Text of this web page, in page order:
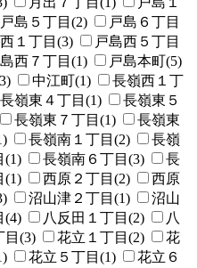
戸島５丁目(2)
戸島６丁目
１丁目(3)
戸島西５丁目
西７丁目(1)
戸島本町(5)
中江町(1)
長嶺西１丁
長嶺東４丁目(1)
長嶺東５
長嶺東７丁目(1)
長嶺東
長嶺南１丁目(2)
長嶺
(1) 長嶺南６丁目(3)
長
(1) 西原２丁目(2)
西原
沼山津２丁目(1)
沼山
(4) 八反田１丁目(2)
八
目(3) 花立１丁目(2)
花
花立５丁目(1)
花立６